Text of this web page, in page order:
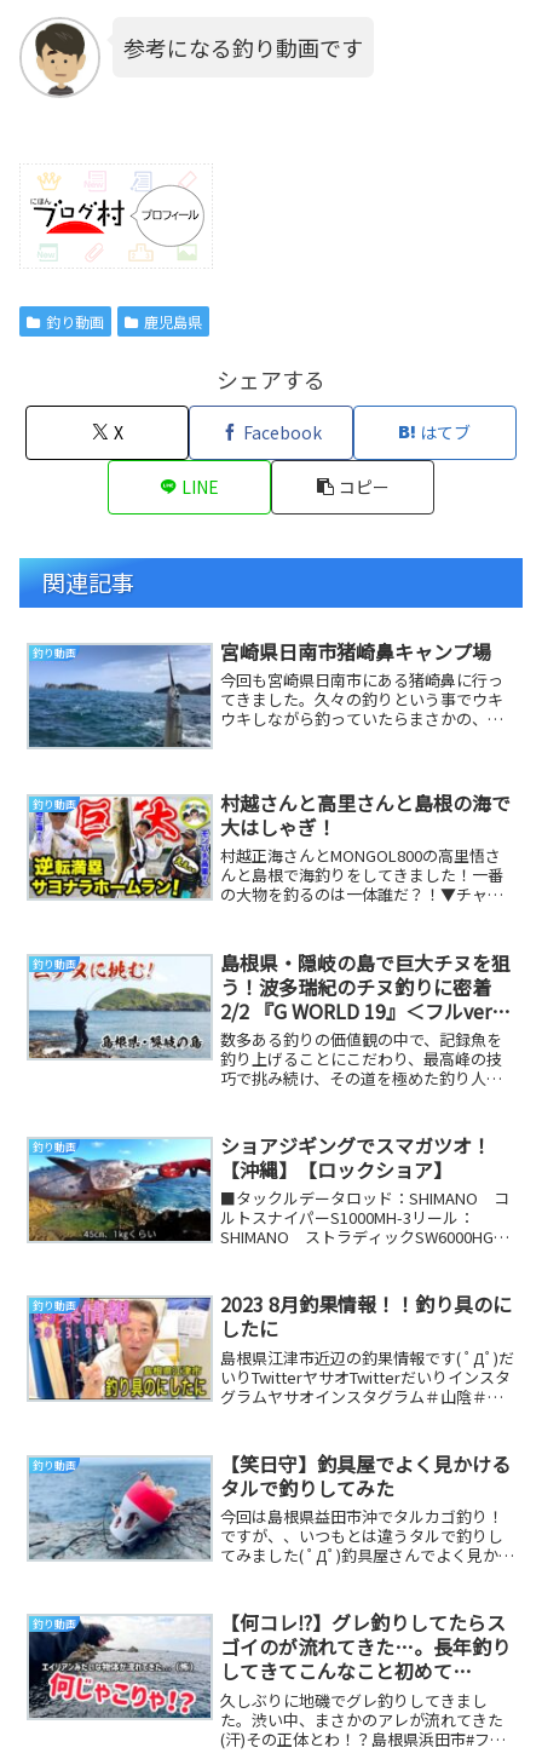
参考になる釣り動画です
釣り動画 鹿児島県
シェアする
X Facebook はてブ
LINE コピー
関連記事
釣り動画 宮崎県日南市猪崎鼻キャンプ場
今回も宮崎県日南市にある猪崎鼻に行っ
てきました。久々の釣りという事でウキ
ウキしながら釣っていたらまさかの、サ
釣り動画
村越さんと高里さんと島根の海で
大はしゃぎ！
村越正海さんとMONGOL800の高里悟さ
んと島根で海釣りをしてきました！一番
の大物を釣るのは一体誰だ？！▼チャン
釣り動画
島根県・隠岐の島で巨大チヌを狙
う！波多瑞紀のチヌ釣りに密着
2/2 『G WORLD 19』＜フルver＞
【釣りビジョン】
数多ある釣りの価値観の中で、記録魚を
釣り上げることにこだわり、最高峰の技
巧で挑み続け、その道を極めた釣り人た
釣り動画
ショアジギングでスマガツオ！
【沖縄】【ロックショア】
■タックルデータロッド：SHIMANO コ
ルトスナイパーS1000MH-3リール：
SHIMANO ストラディックSW6000HGPE
釣り動画
2023 8月釣果情報！！釣り具のに
したに
島根県江津市近辺の釣果情報です( ﾟДﾟ)だ
いりTwitterヤサオTwitterだいりインスタ
グラムヤサオインスタグラム＃山陰＃釣
釣り動画
【笑日守】釣具屋でよく見かける
タルで釣りしてみた
今回は島根県益田市沖でタルカゴ釣り！
ですが、、いつもとは違うタルで釣りし
てみました( ﾟДﾟ)釣具屋さんでよく見かけ
釣り動画
【何コレ⁉︎】グレ釣りしてたらス
ゴイのが流れてきた…。長年釣り
してきてこんなこと初めて
だ。。。
久しぶりに地磯でグレ釣りしてきまし
た。渋い中、まさかのアレが流れてきた
(汗)その正体とわ！？島根県浜田市#フカ